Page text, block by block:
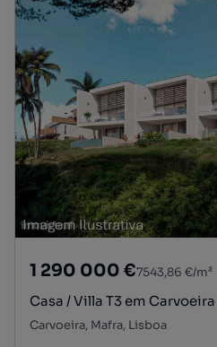
1 290 000 €7543,86 €/m²
Casa / Villa T3 em
Carvoeira, Mafra, Lisboa